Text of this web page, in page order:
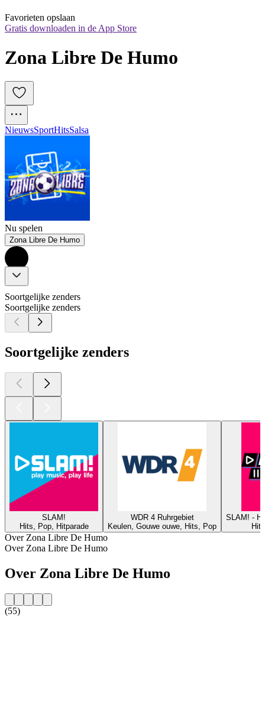
Favorieten opslaan
Gratis downloaden in de App Store
Zona Libre De Humo
NieuwsSportHitsSalsa
Nu spelen
Zona Libre De Humo
Soortgelijke zenders
Soortgelijke zenders
Soortgelijke zenders
SLAM!
Hits, Pop, Hitparade
WDR 4 Ruhrgebiet
Keulen, Gouwe ouwe, Hits, Pop
SLAM! -
Over Zona Libre De Humo
Over Zona Libre De Humo
Over Zona Libre De Humo
(55)